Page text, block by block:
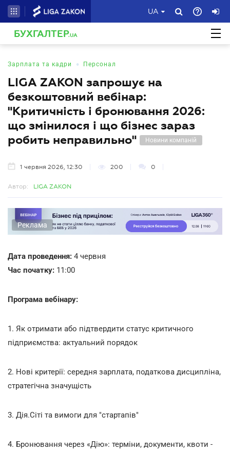
UA
БУХГАЛТЕР.UA
Зарплата та кадри • Персонал
LIGA ZAKON запрошує на
безкоштовний вебінар:
"Критичність і бронювання 2026:
що змінилося і що бізнес зараз
робить неправильно"
Новини компаній
1 червня 2026, 12:30 200 0
Автор: LIGA ZAKON
Реклама
Дата проведення: 4 червня
Час початку: 11:00
Програма вебінару:
1. Як отримати або підтвердити статус критичного
підприємства: актуальний порядок
2. Нові критерії: середня зарплата, податкова дисципліна,
стратегічна значущість
3. Дія.Сіті та вимоги для "стартапів"
4. Бронювання через «Дію»: терміни, документи, квоти -